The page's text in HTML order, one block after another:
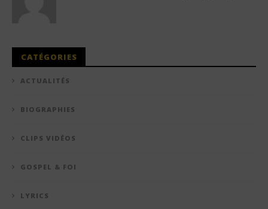
CATÉGORIES
ACTUALITÉS
BIOGRAPHIES
CLIPS VIDÉOS
GOSPEL & FOI
LYRICS